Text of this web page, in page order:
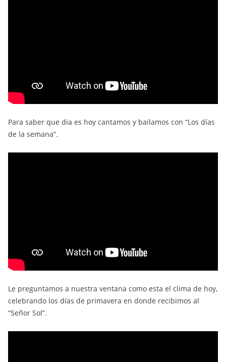
Para saber que dia es hoy cantamos y bailamos con “Los días
de la semana”.
Le preguntamos a nuestra ventana como esta el clima de hoy,
celebrando los días de primavera en donde recibimos al
“Señor Sol”.